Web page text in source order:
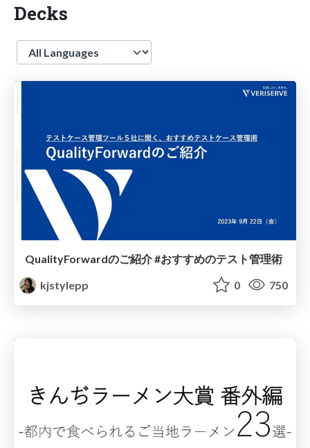
Decks
Language
QualityForwardのご紹介 #おすすめのテスト管理術
kjstylepp
0 750